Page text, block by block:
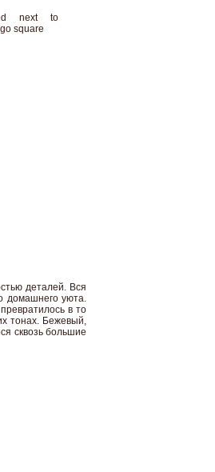
next to
square
деталей. Вся
домашнего уюта.
в то
тонах. Бежевый,
сквозь большие